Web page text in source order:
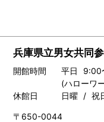
兵庫県立男女共同
開館時間
平日 9:00
(ハローワ
休館日
日曜 / 祝
〒650-0044